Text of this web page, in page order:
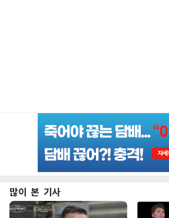
많이 본 기사